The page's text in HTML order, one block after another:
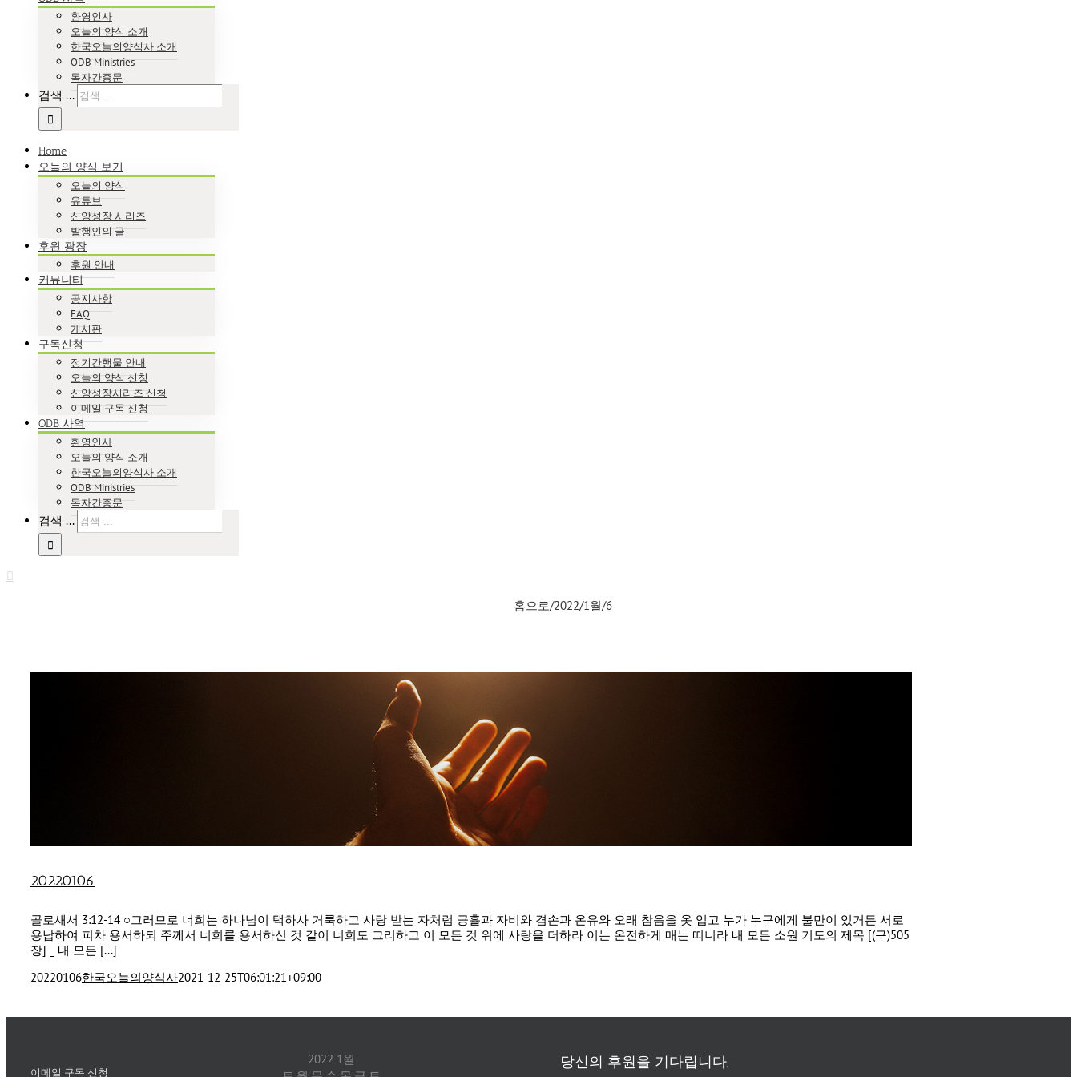
환영인사
오늘의 양식 소개
한국오늘의양식사 소개
ODB Ministries
독자간증문
검색 ...
Home
오늘의 양식 보기
오늘의 양식
유튜브
신앙성장 시리즈
발행인의 글
후원 광장
후원 안내
커뮤니티
공지사항
FAQ
게시판
구독신청
정기간행물 안내
오늘의 양식 신청
신앙성장시리즈 신청
이메일 구독 신청
ODB 사역
환영인사
오늘의 양식 소개
한국오늘의양식사 소개
ODB Ministries
독자간증문
검색 ...
홈으로/2022/1월/6
20220106
골로새서 3:12-14 ○그러므로 너희는 하나님이 택하사 거룩하고 사랑 받는 자처럼 긍휼과 자비와 겸손과 온유와 오래 참음을 옷 입고 누가 누구에게 불만이 있거든 서로
용납하여 피차 용서하되 주께서 너희를 용서하신 것 같이 너희도 그리하고 이 모든 것 위에 사랑을 더하라 이는 온전하게 매는 띠니라 내 모든 소원 기도의 제목 [(구)505
장] _ 내 모든 [...]
20220106한국오늘의양식사2021-12-25T06:01:21+09:00
이메일 구독 신청
2022 1월 당신의 후원을 기다립니다.